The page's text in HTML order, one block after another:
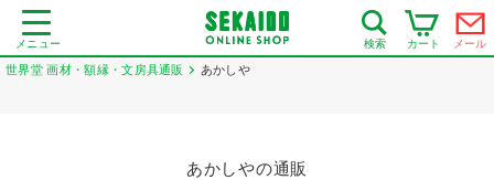
メニュー 検索 カート メール
世界堂 画材・額縁・文房具通販 あかしや
あかしやの通販